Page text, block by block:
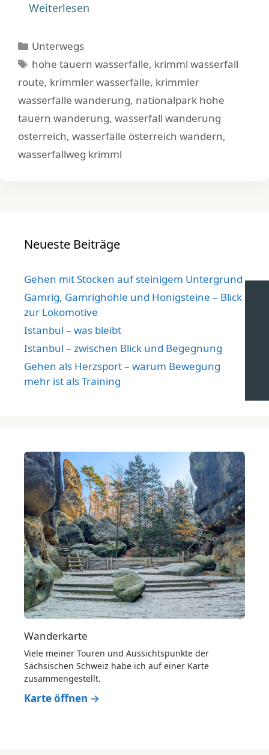
Weiterlesen
Kategorien
Unterwegs
Schlagwörter
hohe tauern wasserfälle, krimml wasserfall
route, krimmler wasserfälle, krimmler
wasserfälle wanderung, nationalpark hohe
tauern wanderung, wasserfall wanderung
österreich, wasserfälle österreich wandern,
wasserfallweg krimml
Neueste Beiträge
Gehen mit Stöcken auf steinigem Untergrund
Gamrig, Gamrighöhle und Honigsteine – Blick
zur Lokomotive
Istanbul – was bleibt
Istanbul – zwischen Blick und Begegnung
Gehen als Herzsport – warum Bewegung
mehr ist als Training
Wanderkarte
Viele meiner Touren und Aussichtspunkte der
Sächsischen Schweiz habe ich auf einer Karte
zusammengestellt.
Karte öffnen →